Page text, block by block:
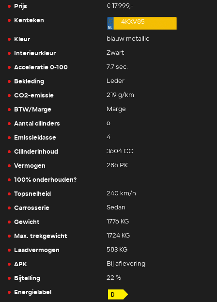
Prijs € 17.999,-
Kenteken 4KXV85
Kleur blauw metallic
Interieurkleur Zwart
Acceleratie 0-100 7.7 sec.
Bekleding Leder
CO2-emissie 219 g/km
BTW/Marge Marge
Aantal cilinders 6
Emissieklasse 4
Cilinderinhoud 3604 CC
Vermogen 286 PK
100% onderhouden?
Topsnelheid
240 km/h
Carrosserie Sedan
Gewicht 1776 KG
Max. trekgewicht 1724 KG
Laadvermogen 583 KG
APK Bij aflevering
Bijtelling 22 %
Energielabel